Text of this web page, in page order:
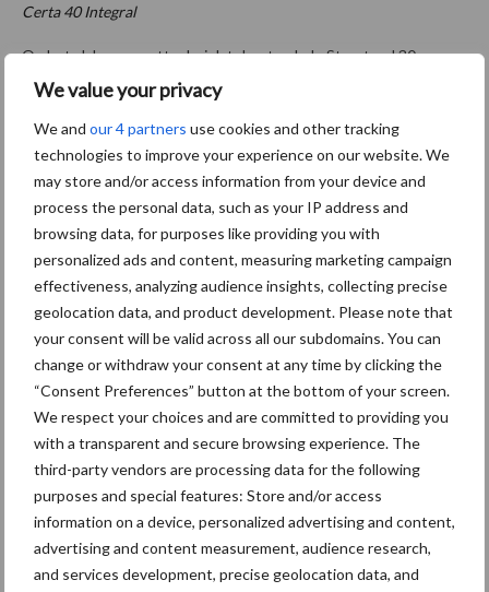
We value your privacy
We and our 4 partners use cookies and other tracking
technologies to improve your experience on our website. We
may store and/or access information from your device and
process the personal data, such as your IP address and
browsing data, for purposes like providing you with
personalized ads and content, measuring marketing campaign
effectiveness, analyzing audience insights, collecting precise
geolocation data, and product development. Please note that
your consent will be valid across all our subdomains. You can
change or withdraw your consent at any time by clicking the
“Consent Preferences” button at the bottom of your screen.
We respect your choices and are committed to providing you
with a transparent and secure browsing experience. The
third-party vendors are processing data for the following
purposes and special features: Store and/or access
information on a device, personalized advertising and content,
advertising and content measurement, audience research,
and services development, precise geolocation data, and
Certa 40 Integral
Op het vlak van poottechniek tekent ook de Structural 30
present. In dit geval draaft Dewulf op met de gedragen variant
kan poten. Deze aardappelvriendelijke pootmachine is uniek in de
markt en maakt onder meer het verschil door de automatische
niet enkel uiterst precies in de afleg van de aardappelen, maar
krijgt het pootgoed ook exact de ruimte die nodig is om optimaal
te kunnen groeien.